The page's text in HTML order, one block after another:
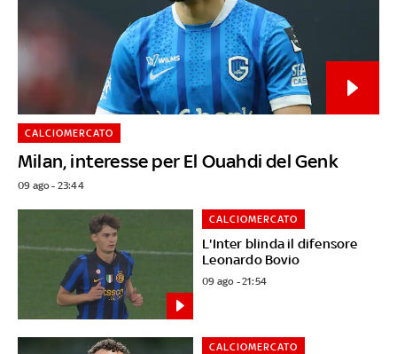
Milan, interesse per El Ouahdi del Genk
CALCIOMERCATO
09 ago - 23:44
L'Inter blinda il difensore
Leonardo Bovio
CALCIOMERCATO
09 ago - 21:54
CALCIOMERCATO